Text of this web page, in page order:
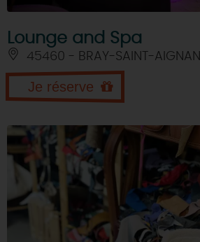
Lounge and Spa
45460 - BRAY-SAINT-AIGNAN
Je réserve